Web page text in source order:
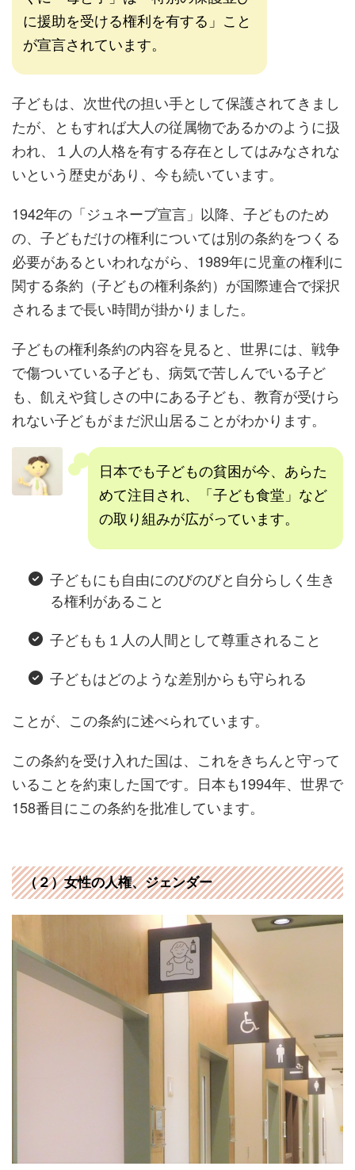
に援助を受ける権利を有する」こと
が宣言されています。
子どもは、次世代の担い手として保護されてきまし
たが、ともすれば大人の従属物であるかのように扱
われ、１人の人格を有する存在としてはみなされな
いという歴史があり、今も続いています。
1942年の「ジュネーブ宣言」以降、子どものため
の、子どもだけの権利については別の条約をつくる
必要があるといわれながら、1989年に児童の権利に
関する条約（子どもの権利条約）が国際連合で採択
されるまで長い時間が掛かりました。
子どもの権利条約の内容を見ると、世界には、戦争
で傷ついている子ども、病気で苦しんでいる子ど
も、飢えや貧しさの中にある子ども、教育が受けら
れない子どもがまだ沢山居ることがわかります。
日本でも子どもの貧困が今、あらた
めて注目され、「子ども食堂」など
の取り組みが広がっています。
子どもにも自由にのびのびと自分らしく生き
る権利があること
子どもも１人の人間として尊重されること
子どもはどのような差別からも守られる
ことが、この条約に述べられています。
この条約を受け入れた国は、これをきちんと守って
いることを約束した国です。日本も1994年、世界で
158番目にこの条約を批准しています。
（２）女性の人権、ジェンダー